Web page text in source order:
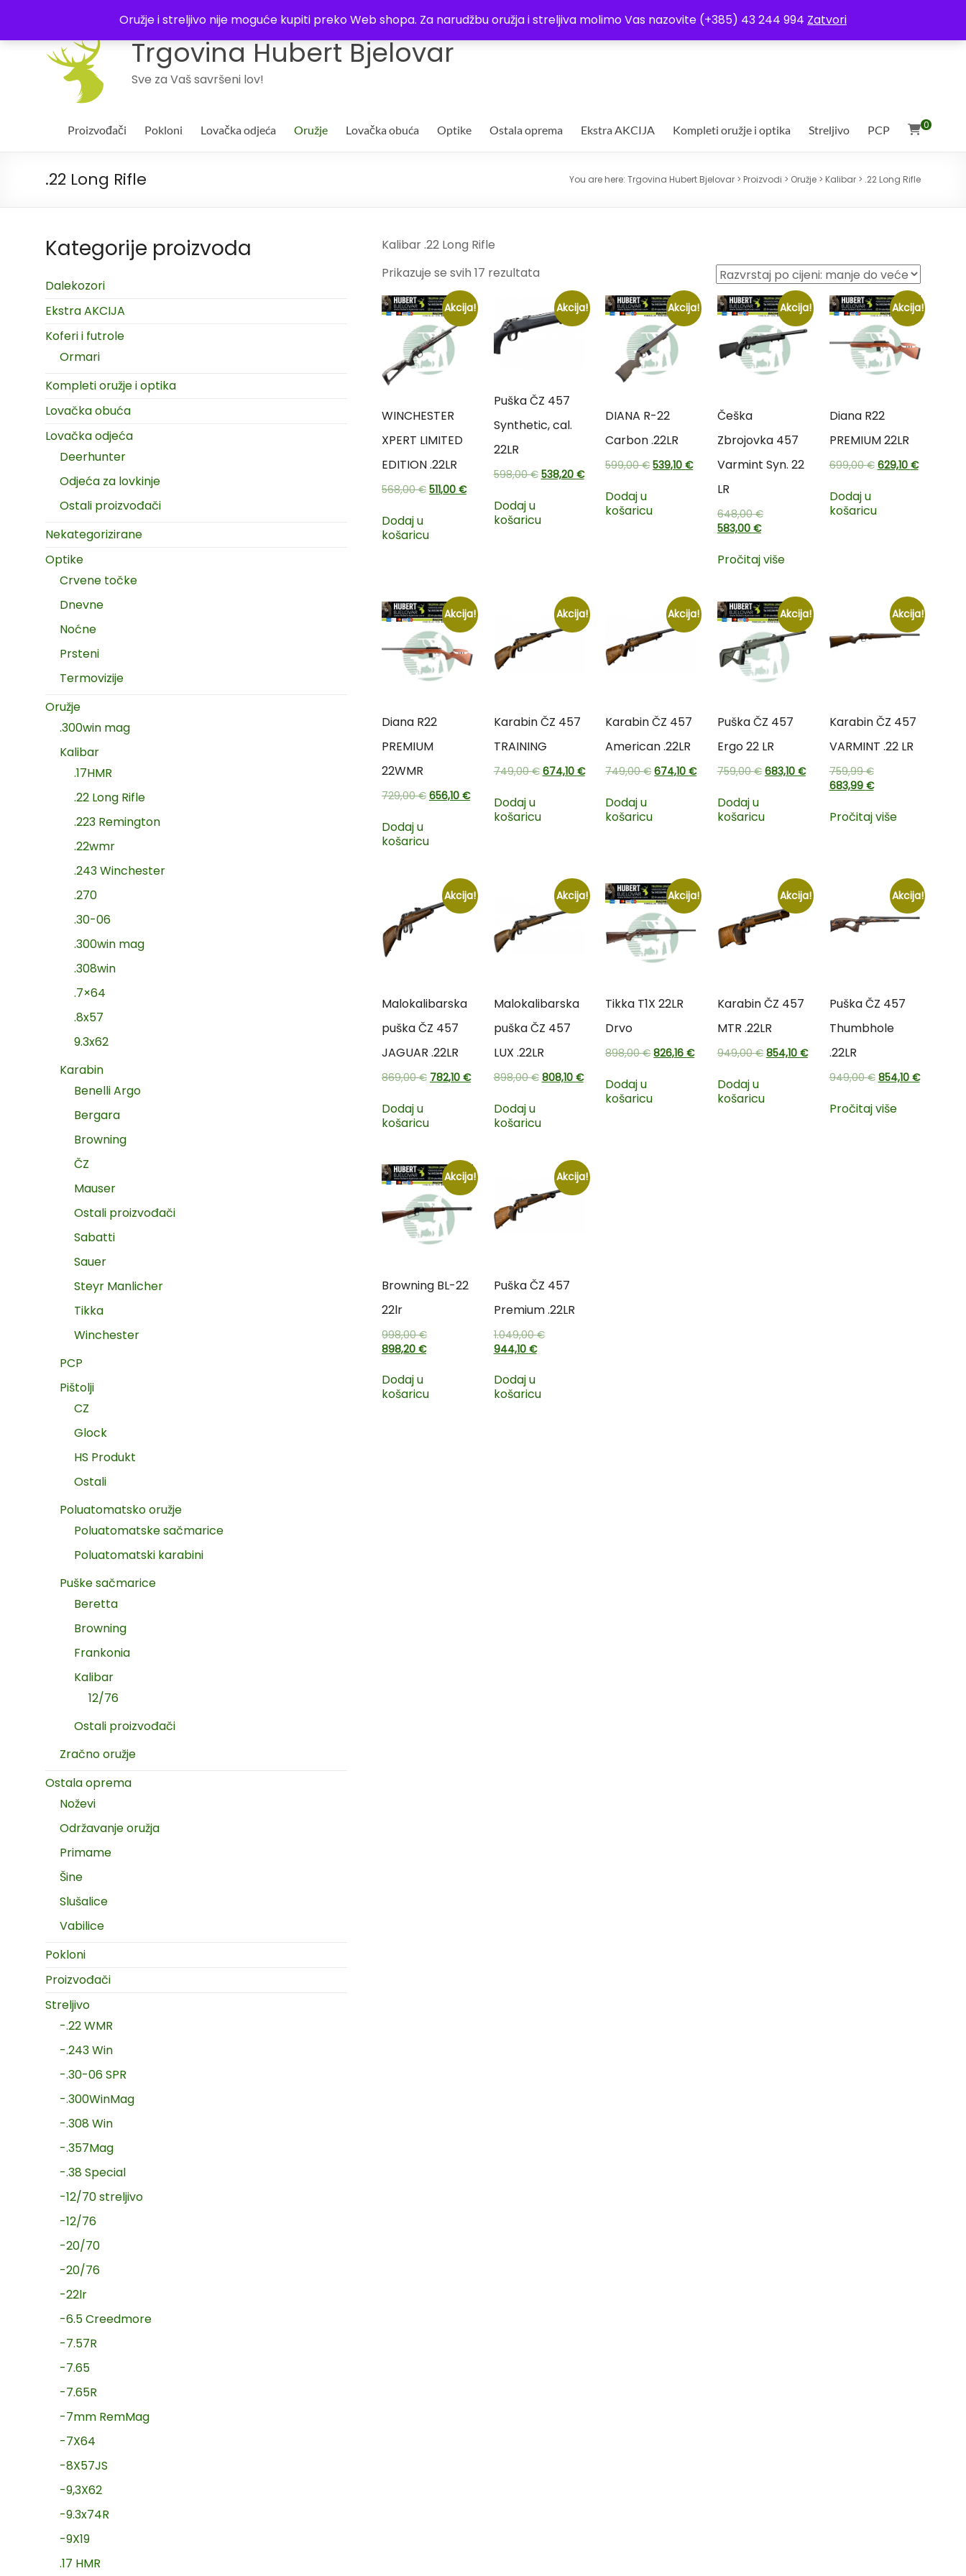
Oružje i streljivo nije moguće kupiti preko Web shopa. Za narudžbu oružja i streljiva molimo Vas nazovite (+385) 43 244 994 Zatvori
Uvjeti poslovanja
Trgovina Hubert Bjelovar
Sve za Vaš savršeni lov!
0
Proizvođači Pokloni Lovačka odjeća Oružje Lovačka obuća Optike Ostala oprema Ekstra AKCIJA Kompleti oružje i optika Streljivo PCP
.22 Long Rifle You are here: Trgovina Hubert Bjelovar > Proizvodi > Oružje > Kalibar > .22 Long Rifle
Kalibar .22 Long Rifle
Prikazuje se svih 17 rezultata
Akcija!
WINCHESTER
XPERT LIMITED
EDITION .22LR
568,00€ 511,00 €
Dodaj u
košaricu
Akcija!
Puška ČZ 457
Synthetic, cal.
22LR
598,00€ 538,20 €
Dodaj u
košaricu
Akcija!
DIANA R-22
Carbon .22LR
599,00€ 539,10€
Dodaj u
košaricu
Akcija!
Češka
Zbrojovka 457
Varmint Syn. 22
LR
648,00€
583,00 €
Pročitaj više
Akcija!
Diana R22
PREMIUM 22LR
699,00€ 629,10 €
Dodaj u
košaricu
Akcija!
Diana R22
PREMIUM
22WMR
729,00€ 656,10 €
Dodaj u
košaricu
Akcija!
Karabin ČZ 457
TRAINING
749,00€ 674,10 €
Dodaj u
košaricu
Akcija!
Karabin ČZ 457
American .22LR
749,00€ 674,10€
Dodaj u
košaricu
Akcija!
Puška ČZ 457
Ergo 22 LR
759,00€ 683,10 €
Dodaj u
košaricu
Akcija!
Karabin ČZ 457
VARMINT .22 LR
759,99€
683,99 €
Pročitaj više
Akcija!
Malokalibarska
puška ČZ 457
JAGUAR .22LR
869,00€ 782,10 €
Dodaj u
košaricu
Akcija!
Malokalibarska
puška ČZ 457
LUX .22LR
898,00€ 808,10 €
Dodaj u
košaricu
Akcija!
Tikka T1X 22LR
Drvo
898,00€ 826,16€
Dodaj u
košaricu
Akcija!
Karabin ČZ 457
MTR .22LR
949,00€ 854,10 €
Dodaj u
košaricu
Akcija!
Puška ČZ 457
Thumbhole
.22LR
949,00€ 854,10 €
Pročitaj više
Akcija!
Browning BL-22
22lr
998,00€
898,20 €
Dodaj u
košaricu
Akcija!
Puška ČZ 457
Premium .22LR
1.049,00€
944,10 €
Dodaj u
košaricu
Kategorije proizvoda
Dalekozori
Ekstra AKCIJA
Koferi i futrole
Ormari
Kompleti oružje i optika
Lovačka obuća
Lovačka odjeća
Deerhunter
Odjeća za lovkinje
Ostali proizvođači
Nekategorizirane
Optike
Crvene točke
Dnevne
Noćne
Prsteni
Termovizije
Oružje
.300win mag
Kalibar
.17HMR
.22 Long Rifle
.223 Remington
.22wmr
.243 Winchester
.270
.30-06
.300win mag
.308win
.7×64
.8x57
9.3x62
Karabin
Benelli Argo
Bergara
Browning
ČZ
Mauser
Ostali proizvođači
Sabatti
Sauer
Steyr Manlicher
Tikka
Winchester
PCP
Pištolji
CZ
Glock
HS Produkt
Ostali
Poluatomatsko oružje
Poluatomatske sačmarice
Poluatomatski karabini
Puške sačmarice
Beretta
Browning
Frankonia
Kalibar
12/76
Ostali proizvođači
Zračno oružje
Ostala oprema
Noževi
Održavanje oružja
Primame
Šine
Slušalice
Vabilice
Pokloni
Proizvođači
Streljivo
-.22 WMR
-.243 Win
-.30-06 SPR
-.300WinMag
-.308 Win
-.357Mag
-.38 Special
-12/70 streljivo
-12/76
-20/70
-20/76
-22lr
-6.5 Creedmore
-7.57R
-7.65
-7.65R
-7mm RemMag
-7X64
-8X57JS
-9,3X62
-9.3x74R
-9X19
.17 HMR